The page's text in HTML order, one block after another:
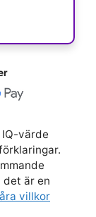
värde
det är en
villkor